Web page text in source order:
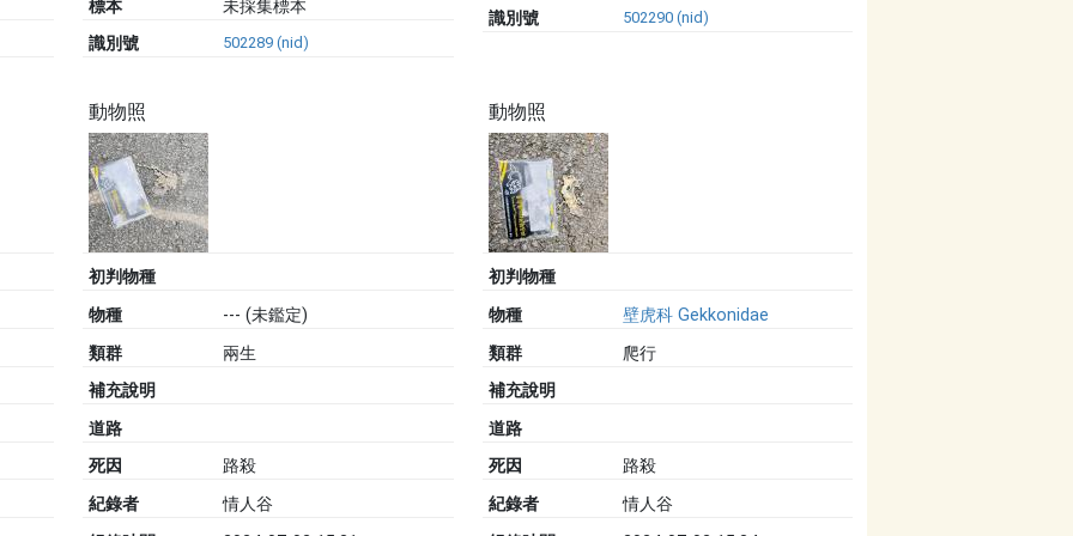
標本
未採集標本
識別號
502289 (nid)
識別號 502290 (nid)
動物照
初判物種
物種
---(未鑑定)
類群
兩生
補充說明
道路
死因
路殺
紀錄者
情人谷
動物照
初判物種
物種
壁虎科 Gekkonidae
類群
爬行
補充說明
道路
死因
路殺
紀錄者
情人谷